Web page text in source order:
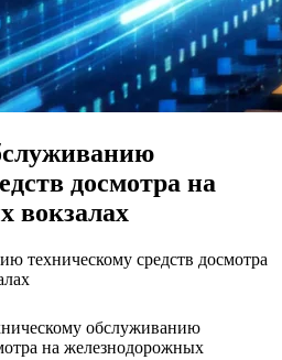
досмотра на
вокзалах
техническому средств досмотра
обслуживанию
на железнодорожных